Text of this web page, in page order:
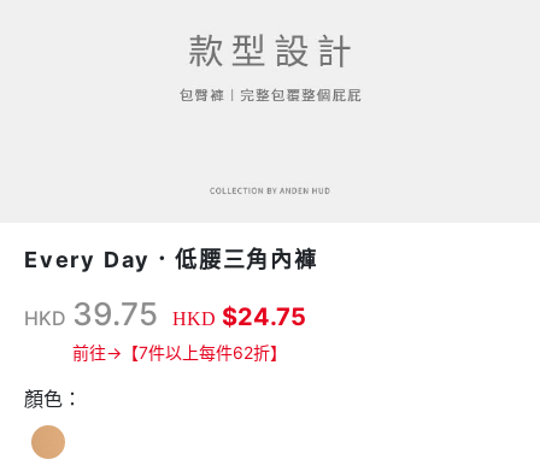
Every Day．低腰三角內褲
HKD 39.75 HKD $24.75
前往→【7件以上每件62折】
顏色：